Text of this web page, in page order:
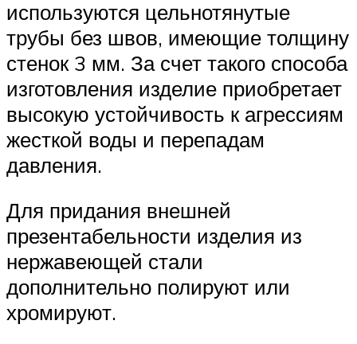
используются цельнотянутые
трубы без швов, имеющие толщину
стенок 3 мм. За счет такого способа
изготовления изделие приобретает
высокую устойчивость к агрессиям
жесткой воды и перепадам
давления.
Для придания внешней
презентабельности изделия из
нержавеющей стали
дополнительно полируют или
хромируют.